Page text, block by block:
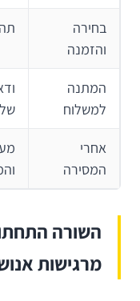
בחירה
והזמנה
המתנה
למשלוח
אחרי
המסירה
השורה
מרגישות